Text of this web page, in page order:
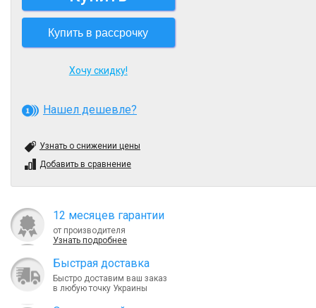
Купить в рассрочку
Хочу скидку!
Нашел дешевле?
Узнать о снижении цены
Добавить в сравнение
12 месяцев гарантии
от производителя
Узнать подробнее
Быcтрая доставка
Быстро доставим ваш заказ
в любую точку Украины